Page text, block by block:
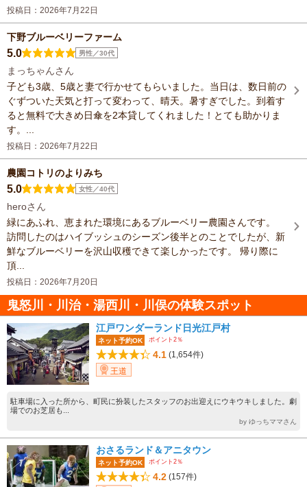
投稿日：2026年7月22日
下野ブルーベリーファーム
5.0 男性／30代
まっちゃんさん
子ども3歳、5歳と妻で行かせてもらいました。当日は、数日前の
ぐずついた天気と打って変わって、晴天。暑すぎでした。到着す
ると無料で大きめ日傘を2本貸してくれました！とても助かりま
す。...
投稿日：2026年7月22日
農園コトリのよりみち
5.0 女性／40代
heroさん
緑にあふれ、恵まれた環境にあるブルーベリー農園さんです。
訪問したのはハイブッシュのシーズン後半とのことでしたが、新
鮮なブルーベリーを沢山収穫できて楽しかったです。 帰り際に
頂...
投稿日：2026年7月20日
鬼怒川・川治・湯西川・川俣の体験スポット
江戸ワンダーランド日光江戸村
ネット予約OK ポイント2％
4.1 (1,654件)
王道
駐車場に入った所から、町民に扮装したスタッフのお出迎えにウキウキしました。劇
場でのお芝居も...
by ゆっちママさん
おさるランド＆アニタウン
ネット予約OK ポイント2％
4.2 (157件)